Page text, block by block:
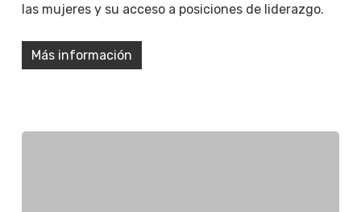
las mujeres y su acceso a posiciones de liderazgo.
Más información